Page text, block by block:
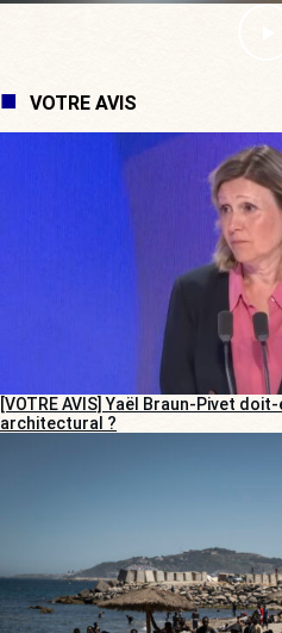
VOTRE AVIS
[VOTRE AVIS] Yaël Braun-Pivet
architectural ?